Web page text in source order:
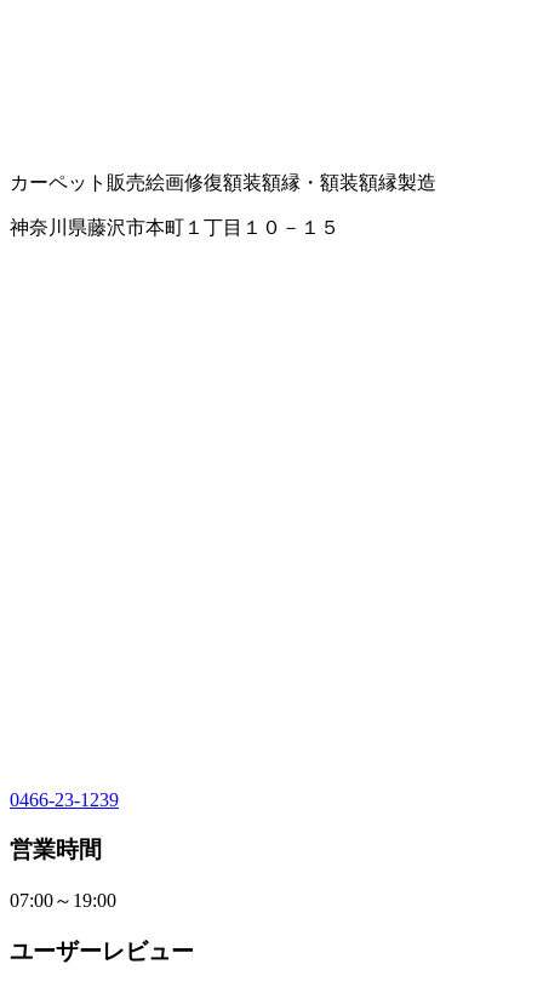
カーペット販売絵画修復額装額縁・額装額縁製造
神奈川県藤沢市本町１丁目１０－１５
0466-23-1239
営業時間
07:00～19:00
ユーザーレビュー